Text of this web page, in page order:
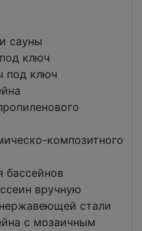
сауны
ключ
под ключ
композитного
бассейнов
вручную
стали
с мозаичным